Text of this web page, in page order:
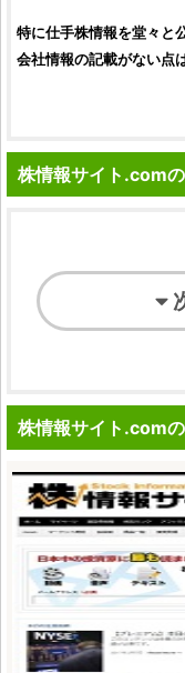
特に仕手株情報を堂々と
会社情報の記載がない点
株情報サイト.com
株情報サイト.com